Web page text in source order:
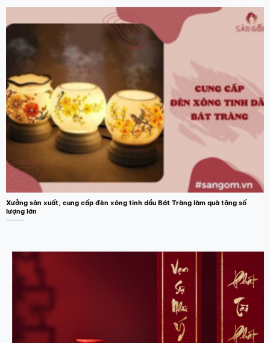
Xưởng sản xuất, cung cấp đèn xông tinh dầu Bát Tràng làm quà tặng số
lượng lớn